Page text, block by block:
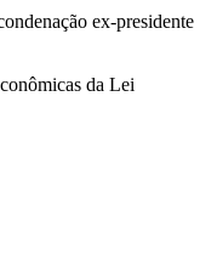
ex-presidente
da Lei